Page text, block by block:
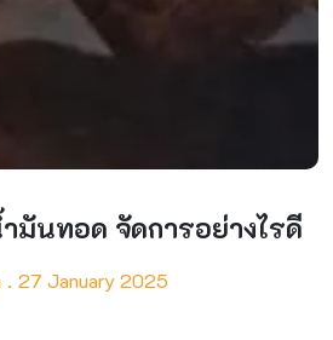
มันทอด จัดการอย่างไรดี
27 January 2025